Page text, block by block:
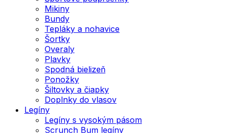
Mikiny
Bundy
Tepláky a nohavice
Šortky
Overaly
Plavky
Spodná bielizeň
Ponožky
Šiltovky a čiapky
Doplnky do vlasov
Legíny
Legíny s vysokým pásom
Scrunch Bum legíny